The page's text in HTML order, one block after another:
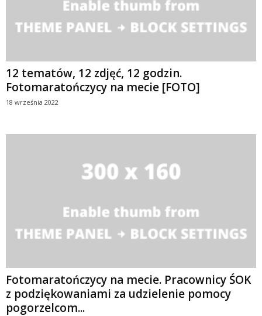
12 tematów, 12 zdjęć, 12 godzin.
Fotomaratończycy na mecie [FOTO]
18 września 2022
Fotomaratończycy na mecie. Pracownicy ŚOK
z podziękowaniami za udzielenie pomocy
pogorzelcom...